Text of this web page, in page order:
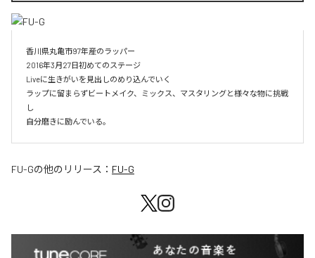
香川県丸亀市97年産のラッパー
2016年3月27日初めてのステージ
Liveに生きがいを見出しのめり込んでいく
ラップに留まらずビートメイク、ミックス、マスタリングと様々な物に挑戦
し
自分磨きに励んでいる。
FU-Gの他のリリース： FU-G